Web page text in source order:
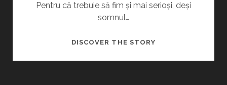
Pentru că trebuie să fim și mai serioși, deși
somnul…
DISCOVER THE STORYFITS